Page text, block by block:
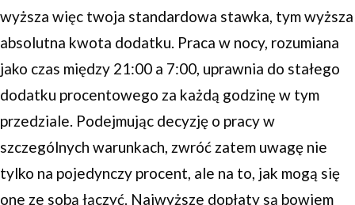
wyższa więc twoja standardowa stawka, tym wyższa
absolutna kwota dodatku. Praca w nocy, rozumiana
jako czas między 21:00 a 7:00, uprawnia do stałego
dodatku procentowego za każdą godzinę w tym
przedziale. Podejmując decyzję o pracy w
szczególnych warunkach, zwróć zatem uwagę nie
tylko na pojedynczy procent, ale na to, jak mogą się
one ze sobą łączyć. Najwyższe dopłaty są bowiem